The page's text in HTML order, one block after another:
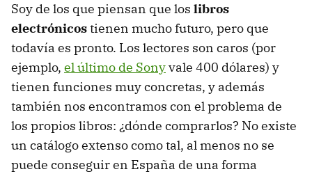
Soy de los que piensan que los libros
electrónicostienen mucho futuro, pero que
todavía es pronto. Los lectores son caros (por
ejemplo, el último de Sonyvale 400 dólares) y
tienen funciones muy concretas, y además
también nos encontramos con el problema de
los propios libros: ¿dónde comprarlos? No existe
un catálogo extenso como tal, al menos no se
puede conseguir en España de una forma